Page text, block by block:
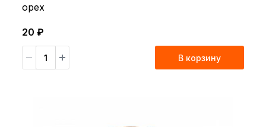
орех
20 ₽
В корзину